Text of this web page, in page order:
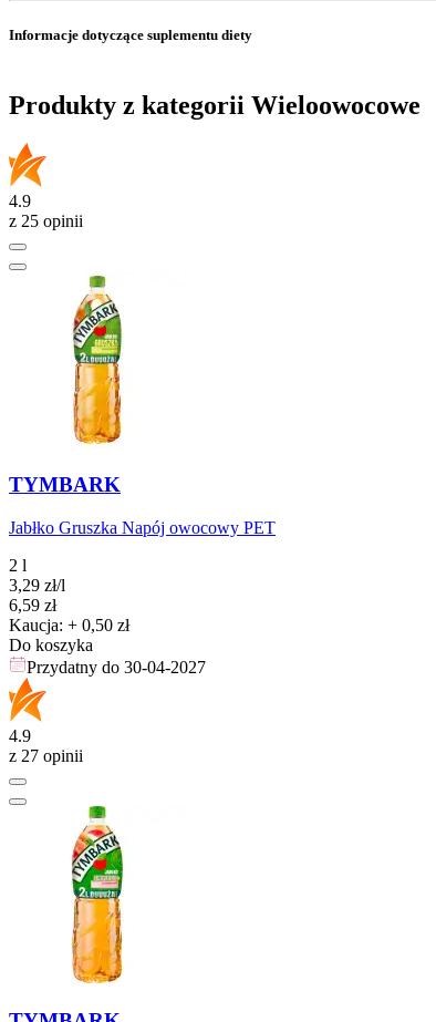
Informacje dotyczące suplementu diety
Produkty z kategorii Wieloowocowe
4.9
z 25 opinii
TYMBARK
Jabłko Gruszka Napój owocowy PET
2 l
3,29 zł/l
Cena
6,59 zł
Kaucja: + 0,50 zł
Do koszyka
Przydatny do 30-04-2027
4.9
z 27 opinii